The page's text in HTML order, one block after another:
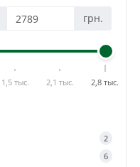
грн.
1,5 тыс. 2,1 тыс. 2,8 тыс.
2
6